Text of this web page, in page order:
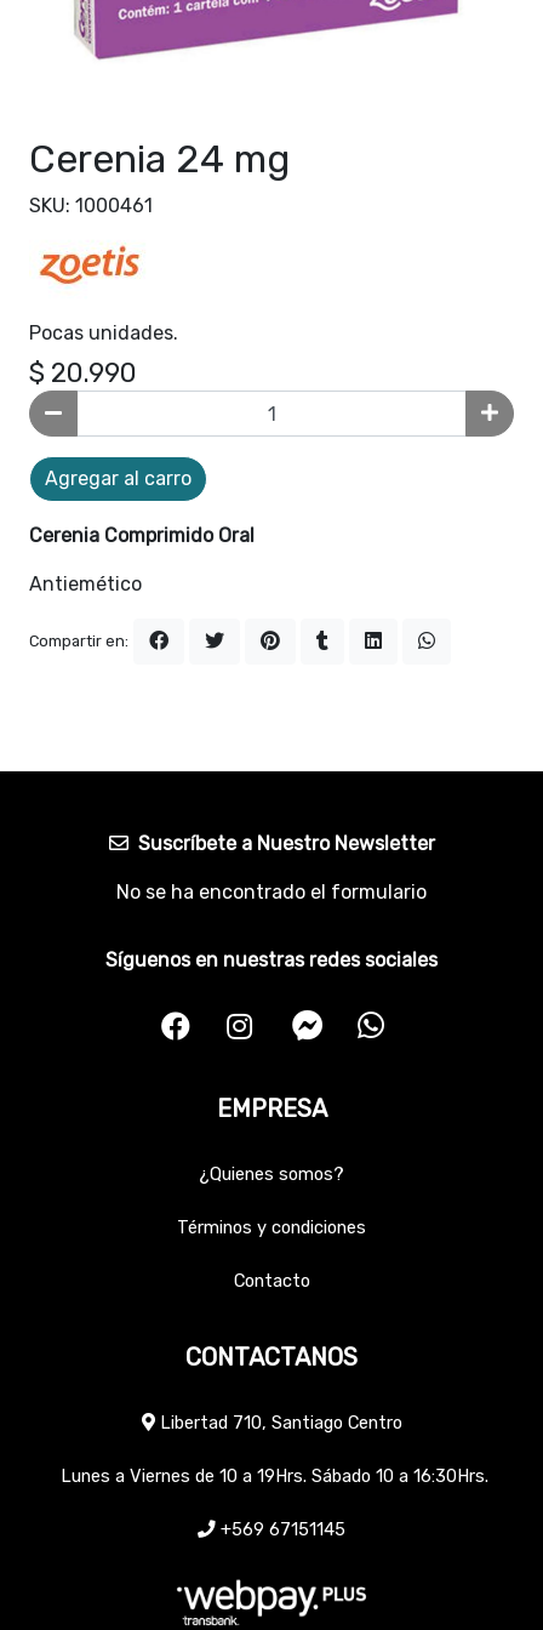
Cerenia 24 mg
SKU: 1000461
Pocas unidades.
$ 20.990
Agregar al carro
Cerenia Comprimido Oral
Antiemético
Compartir en:
Suscríbete a Nuestro Newsletter
No se ha encontrado el formulario
Síguenos en nuestras redes sociales
EMPRESA
¿Quienes somos?
Términos y condiciones
Contacto
CONTACTANOS
Libertad 710, Santiago Centro
Lunes a Viernes de 10 a 19Hrs. Sábado 10 a 16:30Hrs.
+569 67151145